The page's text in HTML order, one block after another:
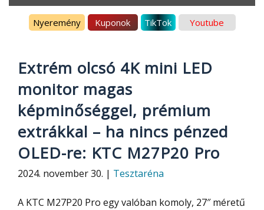
Nyeremény Kuponok TikTok Youtube
Extrém olcsó 4K mini LED
monitor magas
képminőséggel, prémium
extrákkal – ha nincs pénzed
OLED-re: KTC M27P20 Pro
2024. november 30. | Tesztaréna
A KTC M27P20 Pro egy valóban komoly, 27″ méretű